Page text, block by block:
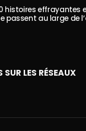
histoires effrayantes
passent au large de
LES RÉSEAUX